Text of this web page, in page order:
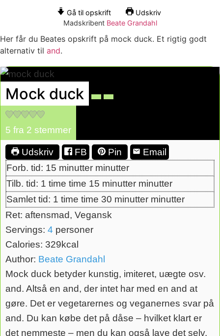
Gå til opskrift
Udskriv
Madskribent Beate Grandahl
Her får du Beates opskrift på mock duck. Et rigtig godt
alternativ til and.
Mock duck
5 fra 2 stemmer
Udskriv FB Pin
Email
Forb. tid: 15 minutter minutter
Tilb. tid: 1 time time 15 minutter minutter
Samlet tid: 1 time time 30 minutter minutter
Ret: aftensmad, Vegansk
Servings: 4 personer
Calories: 329kcal
Author: Beate Grandahl
Mock duck betyder kunstig, imiteret, uægte osv.
and. Altså en and, der intet har med en and at
gøre. Det er vegetarernes og veganernes svar på
and. Du kan købe det på dåse – hvilket klart er
det nemmeste – men du kan også lave det selv.